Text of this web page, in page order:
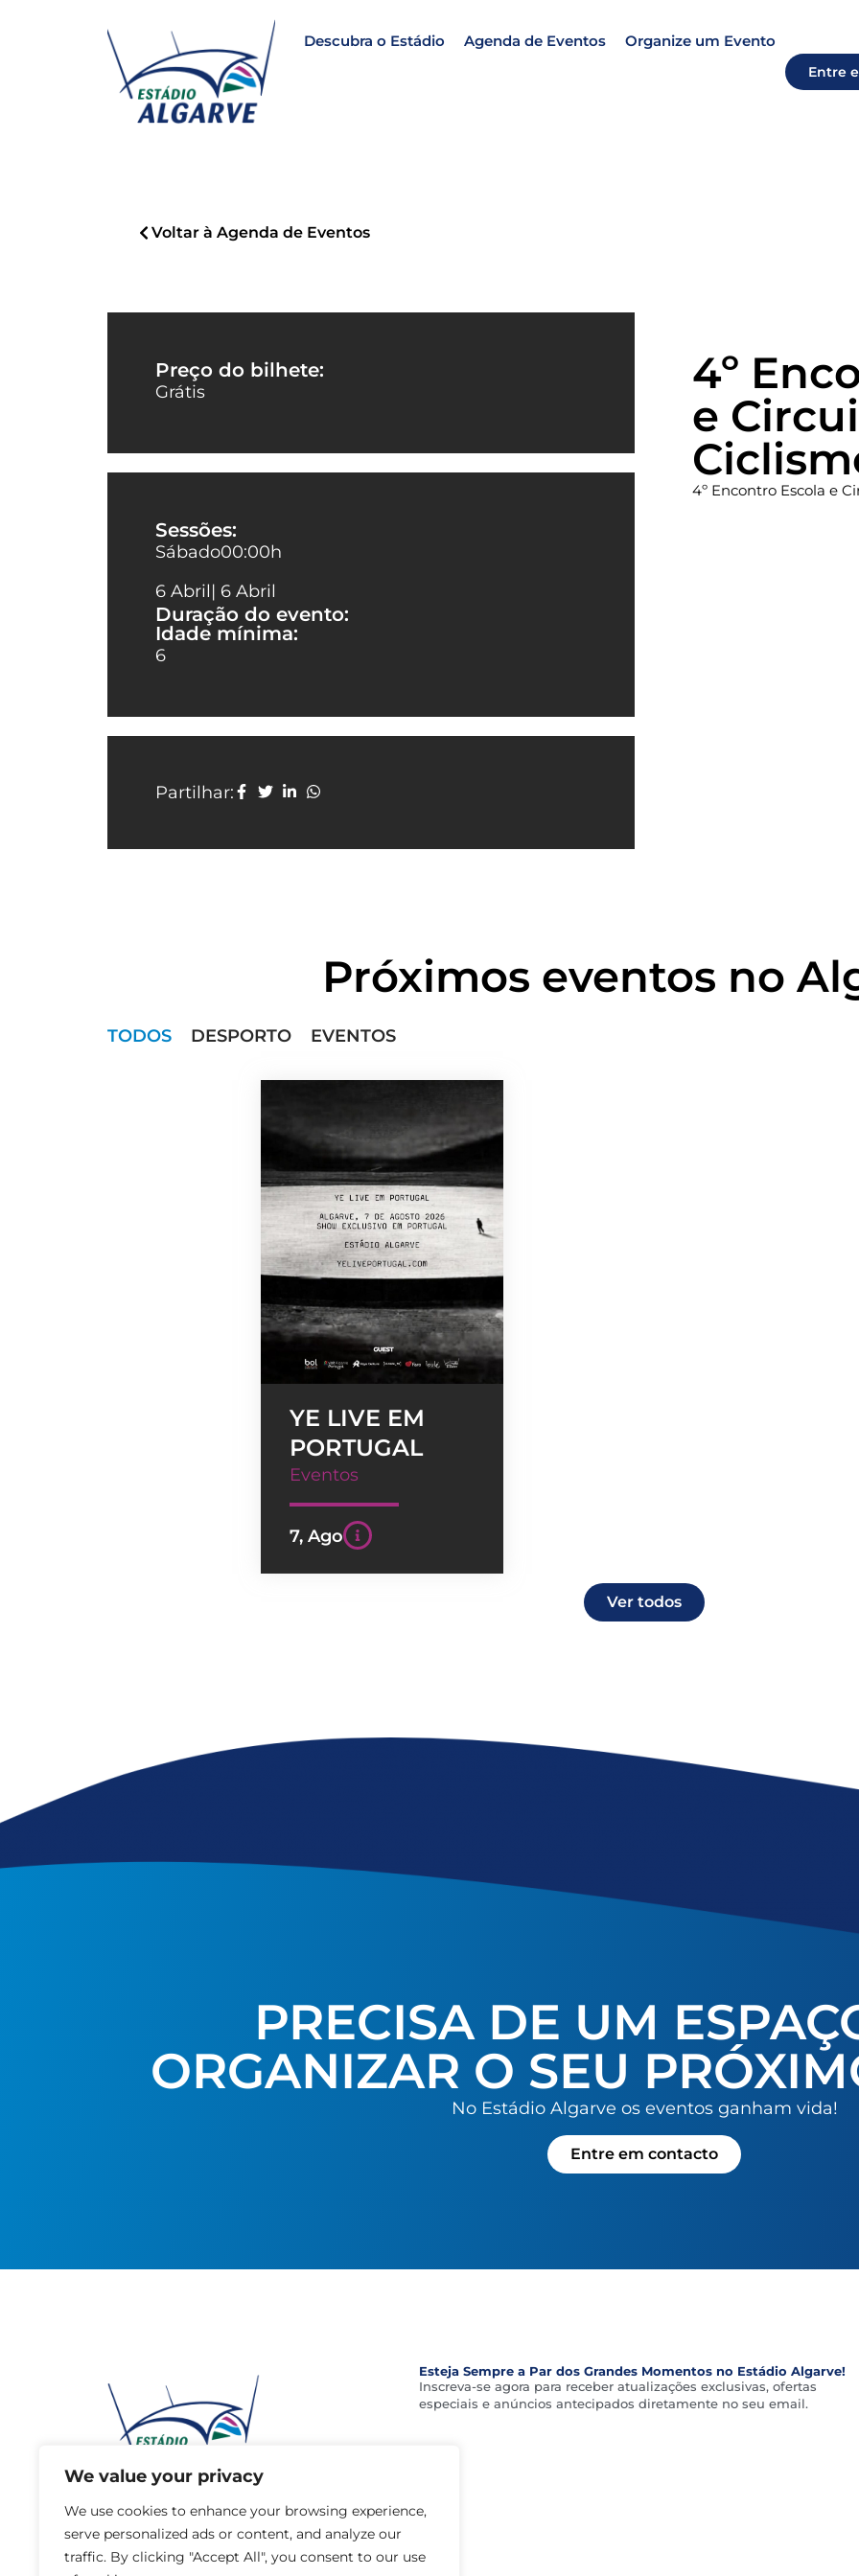
We value your privacy
We use cookies to enhance your browsing experience,
serve personalized ads or content, and analyze our
traffic. By clicking "Accept All", you consent to our use
Descubra o Estádio Agenda de Eventos Organize um Evento
Entre
Voltar à Agenda de Eventos
Preço do bilhete:
Grátis
Sessões:
Sábado00:00h
6 Abril| 6 Abril
Duração do evento:
Idade mínima:
6
Partilhar:
4º
e
4º Encontro Escola e
Próximos eventos no
TODOS DESPORTO EVENTOS
YE LIVE EM
PORTUGAL
Eventos
7, Ago
Ver todos
PRECISA DE UM
ORGANIZAR O SEU
No Estádio Algarve os eventos ganham vida!
Entre em contacto
geral@estadioalgarve.pt
+351 289 893 200 (Chamada para a rede
Parque das Cidades, 8135-014 - Loulé
Esteja Sempre a Par dos Grandes Momentos no Estádio Algarve!
Inscreva-se agora para receber atualizações exclusivas, ofertas
especiais e anúncios antecipados diretamente no seu email.